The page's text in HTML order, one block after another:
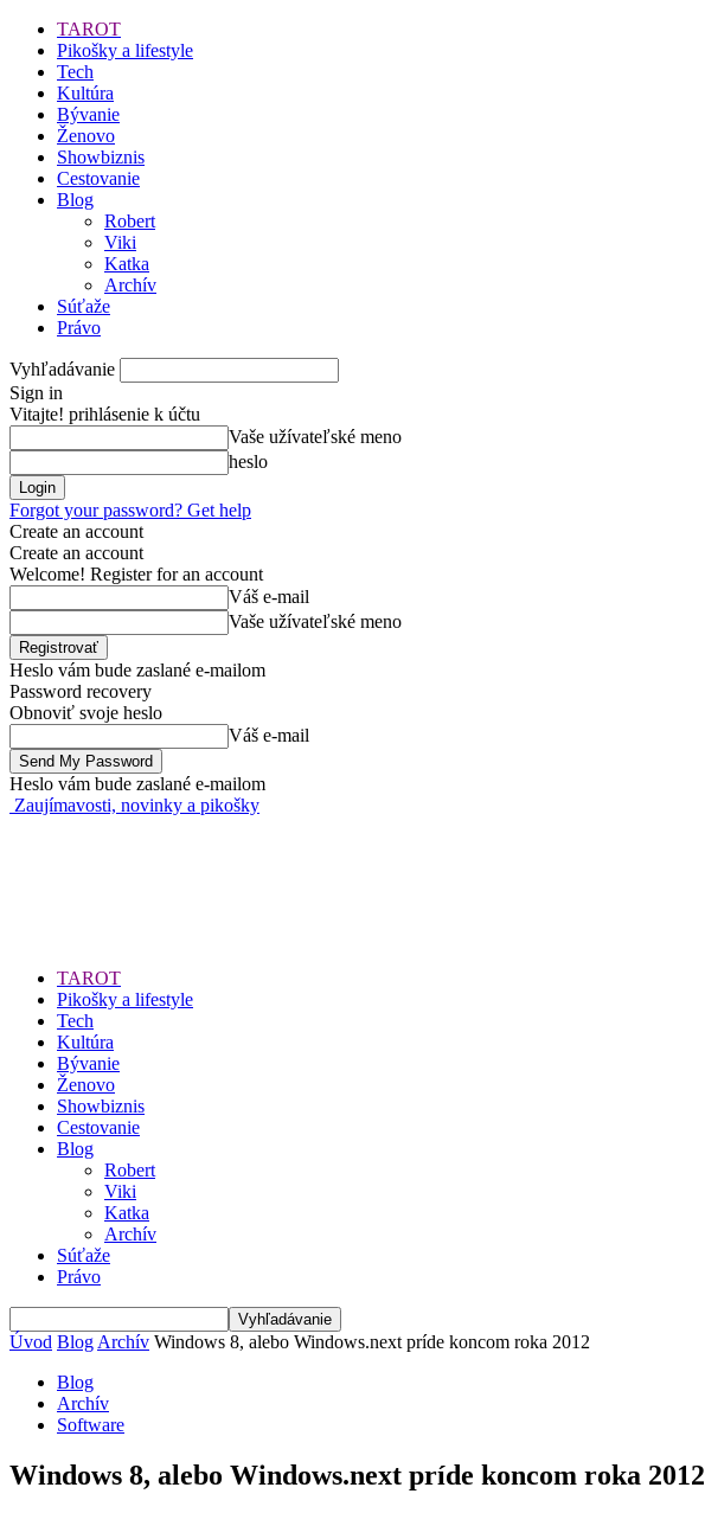
TAROT
Pikošky a lifestyle
Tech
Kultúra
Bývanie
Ženovo
Showbiznis
Cestovanie
Blog
Robert
Viki
Katka
Archív
Súťaže
Právo
Vyhľadávanie
Sign in
Vitajte! prihlásenie k účtu
Vaše užívateľské meno
heslo
Forgot your password? Get help
Create an account
Create an account
Welcome! Register for an account
Váš e-mail
Vaše užívateľské meno
Heslo vám bude zaslané e-mailom
Password recovery
Obnoviť svoje heslo
Váš e-mail
Heslo vám bude zaslané e-mailom
Zaujímavosti, novinky a pikošky
TAROT
Pikošky a lifestyle
Tech
Kultúra
Bývanie
Ženovo
Showbiznis
Cestovanie
Blog
Robert
Viki
Katka
Archív
Súťaže
Právo
Úvod Blog Archív Windows 8, alebo Windows.next príde koncom roka 2012
Blog
Archív
Software
Windows 8, alebo Windows.next príde koncom roka 2012